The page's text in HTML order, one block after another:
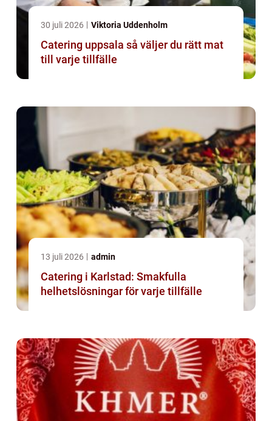
30 juli 2026 Viktoria Uddenholm
Catering uppsala så väljer du rätt mat
till varje tillfälle
13 juli 2026 admin
Catering i Karlstad: Smakfulla
helhetslösningar för varje tillfälle